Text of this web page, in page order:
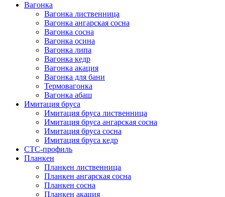
Вагонка
Вагонка лиственница
Вагонка ангарская сосна
Вагонка сосна
Вагонка осина
Вагонка липа
Вагонка кедр
Вагонка акация
Вагонка для бани
Термовагонка
Вагонка абаш
Имитация бруса
Имитация бруса лиственница
Имитация бруса ангарская сосна
Имитация бруса сосна
Имитация бруса кедр
СТС-профиль
Планкен
Планкен лиственница
Планкен ангарская сосна
Планкен сосна
Планкен акация